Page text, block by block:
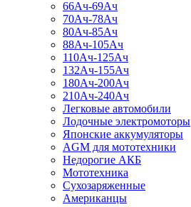
66Ач-69Ач
70Ач-78Ач
80Ач-85Ач
88Ач-105Ач
110Ач-125Ач
132Ач-155Ач
180Ач-200Ач
210Ач-240Ач
Легковые автомобили
Лодочные электромоторы
Японские аккумуляторы
AGM для мототехники
Недорогие АКБ
Мототехника
Сухозаряженные
Американцы